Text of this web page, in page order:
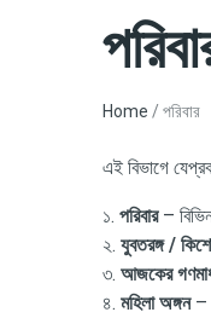
Home পরিবার
এই বিভাগে
১.পরিবার –
২.যুবতরঙ্গ /
৩.আজকের
৪.মহিলা অঙ্গন –